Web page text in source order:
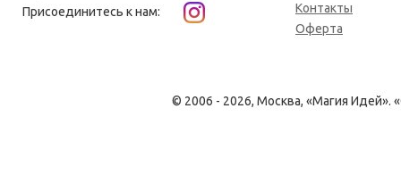
Присоединитесь к нам:
Контакты
Оферта
© 2006 - 2026, Москва, «Магия Идей».